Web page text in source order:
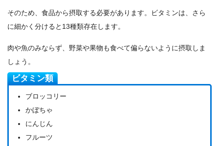
そのため、食品から摂取する必要があります。ビタミンは、さら
に細かく分けると13種類存在します。
肉や魚のみならず、野菜や果物も食べて偏らないように摂取しま
しょう。
ビタミン類
ブロッコリー
かぼちゃ
にんじん
フルーツ